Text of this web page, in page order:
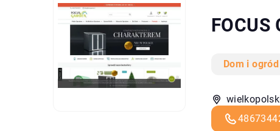
FOCUS
Dom i ogród